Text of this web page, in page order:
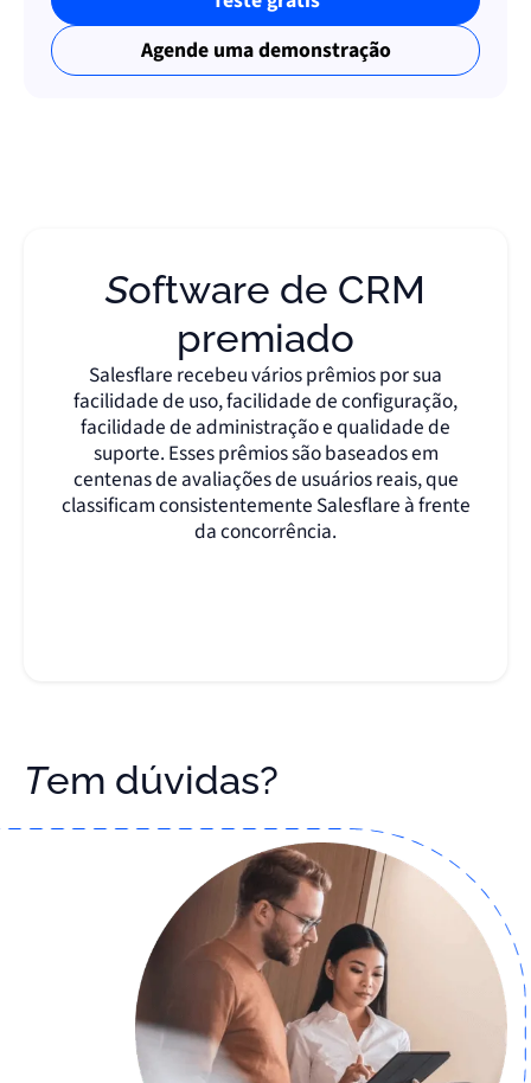
Agende uma demonstração
Software de CRM
premiado
Salesflare recebeu vários prêmios por sua
facilidade de uso, facilidade de configuração,
facilidade de administração e qualidade de
suporte. Esses prêmios são baseados em
centenas de avaliações de usuários reais, que
classificam consistentemente Salesflare à frente
da concorrência.
Tem dúvidas?